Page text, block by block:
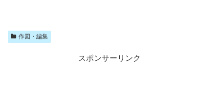
作図・編集
スポンサーリンク